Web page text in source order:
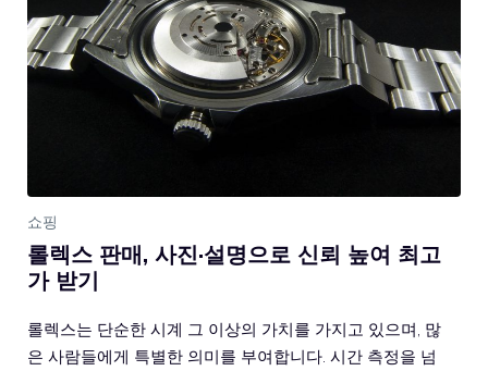
쇼핑
롤렉스 판매, 사진·설명으로 신뢰 높여 최고
가 받기
롤렉스는 단순한 시계 그 이상의 가치를 가지고 있으며, 많
은 사람들에게 특별한 의미를 부여합니다. 시간 측정을 넘